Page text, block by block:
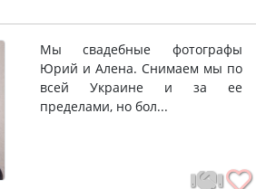
Мы свадебные фотографы
Юрий и Алена. Снимаем мы по
всей Украине и за ее
пределами, но бол...